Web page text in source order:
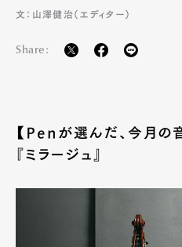
文：山澤健治（エディター）
Share:
【Penが選んだ、今月の
『ミラージュ』